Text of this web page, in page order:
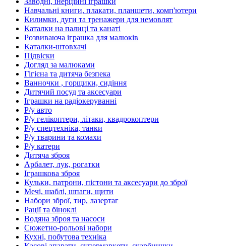
Навчальні книги, плакати, планшети, комп'ютери
Килимки, дуги та тренажери для немовлят
Каталки на палиці та канаті
Розвиваюча іграшка для малюків
Каталки-штовхачі
Підвіски
Догляд за малюками
Гігієна та дитяча безпека
Ванночки , горщики, сидіння
Дитячий посуд та аксесуари
Іграшки на радіокеруванні
Р/у авто
Р/у гелікоптери, літаки, квадрокоптери
Р/у спецтехніка, танки
Р/у тварини та комахи
Р/у катери
Дитяча зброя
Арбалет, лук, рогатки
Іграшкова зброя
Кульки, патрони, пістони та аксесуари до зброї
Мечі, шаблі, шпаги, щити
Набори зброї, тир, лазертаг
Рації та біноклі
Водяна зброя та насоси
Сюжетно-рольові набори
Кухні, побутова техніка